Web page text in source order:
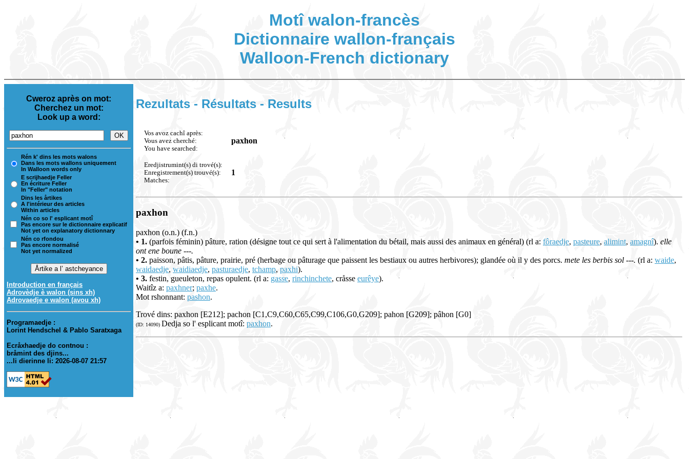
Motî walon-francès
Dictionnaire wallon-français
Walloon-French dictionary
Cweroz après on mot:
Cherchez un mot:
Look up a word:
Rén k' dins les mots walons
Dans les mots wallons uniquement
In Walloon words only
E scrijhaedje Feller
En écriture Feller
In "Feller" notation
Dins les årtikes
A l'intérieur des articles
Within articles
Nén co so l' esplicant motî
Pas encore sur le dictionnaire explicatif
Not yet on explanatory dictionnary
Nén co rfondou
Pas encore normalisé
Not yet normalized
Introduction en français
Adrovèdje è walon (sins xh)
Adrovaedje e walon (avou xh)
Programaedje :
Lorint Hendschel & Pablo Saratxaga
Ecråxhaedje do contnou :
bråmint des djins...
...li dierinne li: 2026-08-07 21:57
Rezultats - Résultats - Results
Vos avoz cachî après:
Vous avez cherché:
You have searched:
paxhon
Eredjistrumint(s) di trové(s):
Enregistrement(s) trouvé(s):
Matches:
1
paxhon
paxhon (o.n.) (f.n.)
• 1. (parfois féminin) pâture, ration (désigne tout ce qui sert à l'alimentation du bétail, mais aussi des animaux en général) (rl a: fôraedje, pasteure, alimint, amagnî). elle
ont ene boune ---.
• 2. paisson, pâtis, pâture, prairie, pré (herbage ou pâturage que paissent les bestiaux ou autres herbivores); glandée où il y des porcs. mete les berbis sol ---. (rl a: waide,
waidaedje, waidiaedje, pasturaedje, tchamp, paxhi).
• 3. festin, gueuleton, repas opulent. (rl a: gasse, rinchinchete, cråsse eurêye).
Waitîz a: paxhner; paxhe.
Mot rshonnant: pashon.
Trové dins: paxhon [E212]; pachon [C1,C9,C60,C65,C99,C106,G0,G209]; pahon [G209]; pâhon [G0]
(ID: 14090) Dedja so l' esplicant motî: paxhon.